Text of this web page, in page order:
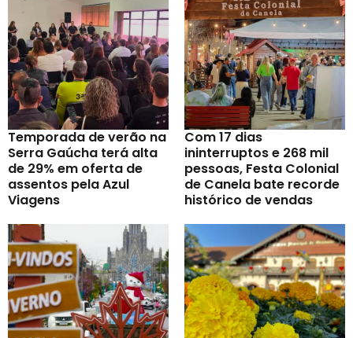
Temporada de verão na
Serra Gaúcha terá alta
de 29% em oferta de
assentos pela Azul
Viagens
Com 17 dias
ininterruptos e 268 mil
pessoas, Festa Colonial
de Canela bate recorde
histórico de vendas